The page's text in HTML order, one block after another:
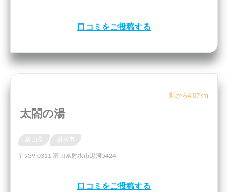
口コミをご投稿する
駅から4.07km
太閤の湯
射水市
〒939-0311 富山県射水市黒河5424
口コミをご投稿する